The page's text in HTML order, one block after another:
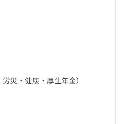
災・健康・厚生年金）